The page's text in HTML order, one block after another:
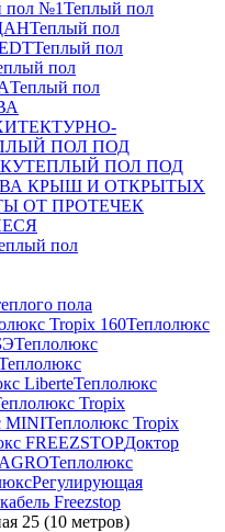
пол №1Теплый пол
Теплый пол
Теплый пол
пол
Теплый пол
ПОЛ ПОД
ТЕПЛЫЙ ПОЛ ПОД
КРЫШ И ОТКРЫТЫХ
ОТ ПРОТЕЧЕК
пол
пола
Tropix 160Теплолюкс
Теплолюкс
LiberteТеплолюкс
Tropix
MINIТеплолюкс Tropix
FREEZSTOPДоктор
Теплолюкс
Регулирующая
Freezstop
25 (10 метров)